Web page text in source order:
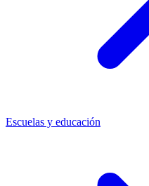
Escuelas y educación